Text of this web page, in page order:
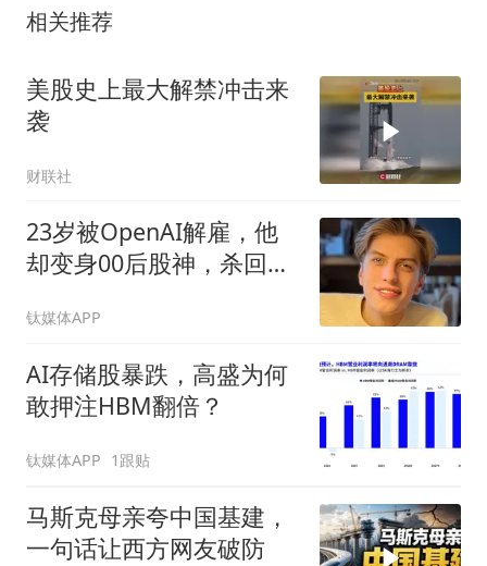
相关推荐
美股史上最大解禁冲击来
袭
财联社
23岁被OpenAI解雇，他
却变身00后股神，杀回华
钛媒体APP
AI存储股暴跌，高盛为何
敢押注HBM翻倍？
钛媒体APP 1跟贴
马斯克母亲夸中国基建，
一句话让西方网友破防